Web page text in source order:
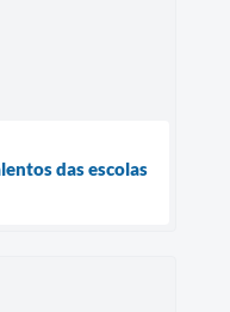
das escolas